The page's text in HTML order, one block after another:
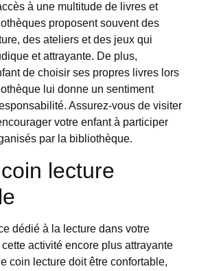
à une multitude de livres et
proposent souvent des
des ateliers et des jeux qui
et attrayante. De plus,
de choisir ses propres livres lors
lui donne un sentiment
Assurez-vous de visiter
votre enfant à participer
par la bibliothèque.
lecture
dédié à la lecture dans votre
activité encore plus attrayante
coin lecture doit être confortable,